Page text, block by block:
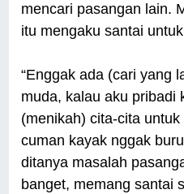
mencari pasangan lain.
itu mengaku santai
“Enggak ada (cari yang
muda, kalau aku pribadi
(menikah) cita-cita
cuman kayak nggak
ditanya masalah
banget, memang santai